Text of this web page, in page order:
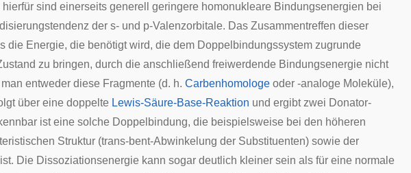
sind einerseits generell geringere homonukleare Bindungsenergien bei
der s- und p-Valenzorbitale. Das Zusammentreffen dieser
die Energie, die benötigt wird, die dem Doppelbindungssystem zugrunde
zu bringen, durch die anschließend freiwerdende Bindungsenergie nicht
entweder diese Fragmente (d. h. Carbenhomologe oder -analoge Moleküle),
über eine doppelte Lewis-Säure-Base-Reaktion und ergibt zwei Donator-
ist eine solche Doppelbindung, die beispielsweise bei den höheren
Struktur (trans-bent-Abwinkelung der Substituenten) sowie der
Die Dissoziationsenergie kann sogar deutlich kleiner sein als für eine normale